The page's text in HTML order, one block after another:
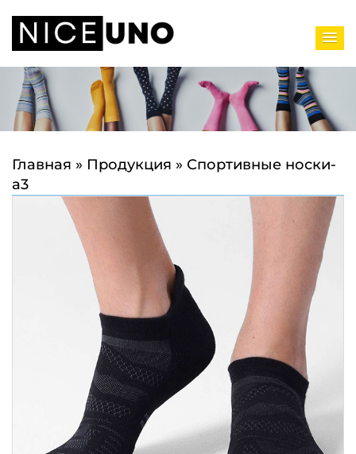
Главная » Продукция » Спортивные носки-
a3